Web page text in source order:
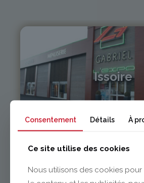
Issoire
contact@gabriel-
Consentement Détails À
Ce site utilise des cookies
Nous utilisons des cookies